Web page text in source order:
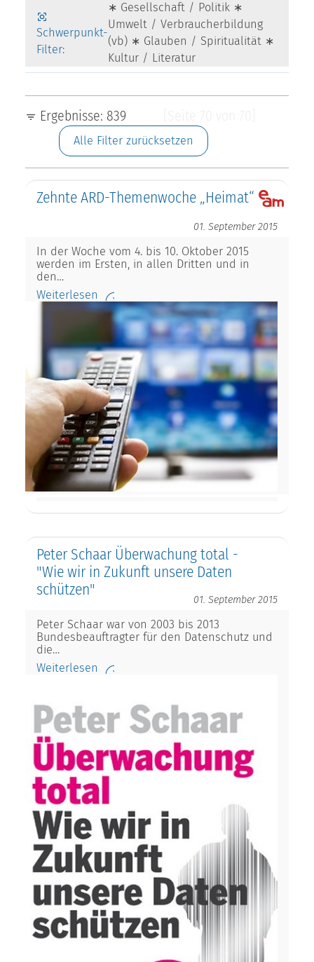
Schwerpunkt-
Filter:
∗ Gesellschaft / Politik ∗
Umwelt / Verbraucherbildung
(vb) ∗ Glauben / Spiritualität ∗
Kultur / Literatur
Ergebnisse: 839
Alle Filter zurücksetzen
Zehnte ARD-Themenwoche „Heimat“
01. September 2015
In der Woche vom 4. bis 10. Oktober 2015
werden im Ersten, in allen Dritten und in
den…
Weiterlesen
Peter Schaar Überwachung total -
"Wie wir in Zukunft unsere Daten
schützen"
01. September 2015
Peter Schaar war von 2003 bis 2013
Bundesbeauftragter für den Datenschutz und
die…
Weiterlesen